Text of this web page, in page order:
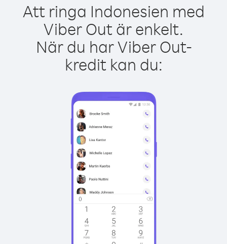
Att ringa Indonesien med
Viber Out är enkelt.
När du har Viber Out-
kredit kan du: